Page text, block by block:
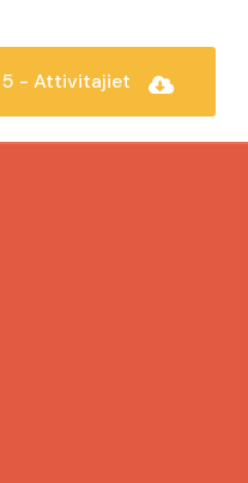
5 - Attivitajiet